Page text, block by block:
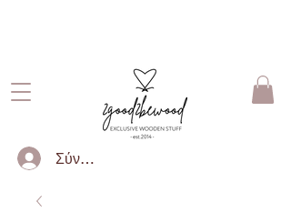
Σύνδεση